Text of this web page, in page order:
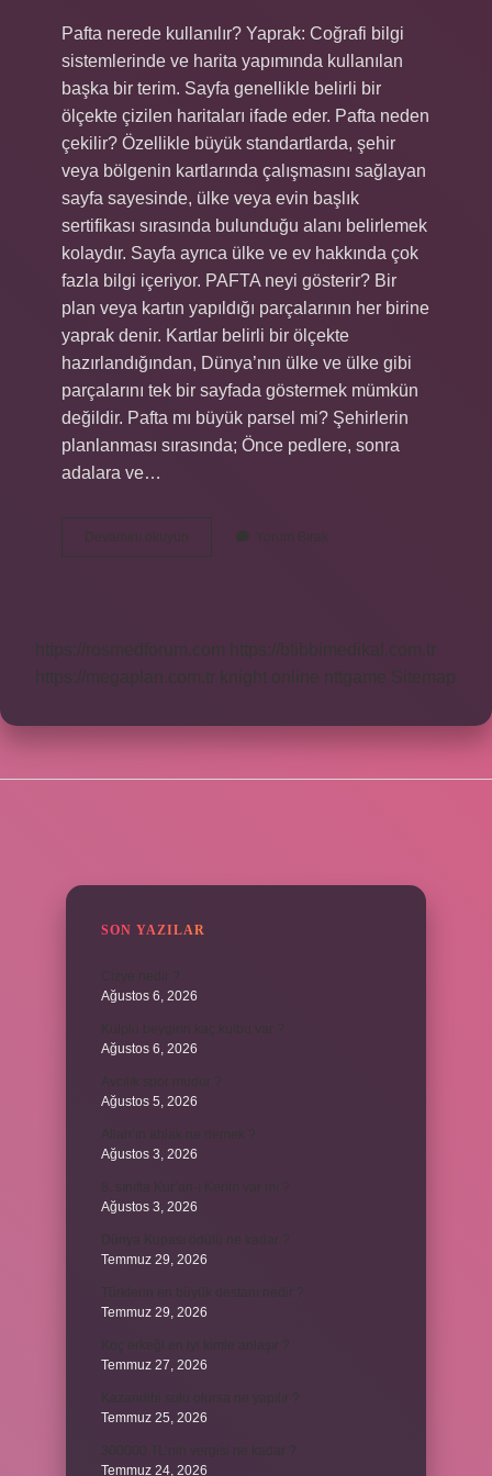
Pafta nerede kullanılır? Yaprak: Coğrafi bilgi
sistemlerinde ve harita yapımında kullanılan
başka bir terim. Sayfa genellikle belirli bir
ölçekte çizilen haritaları ifade eder. Pafta neden
çekilir? Özellikle büyük standartlarda, şehir
veya bölgenin kartlarında çalışmasını sağlayan
sayfa sayesinde, ülke veya evin başlık
sertifikası sırasında bulunduğu alanı belirlemek
kolaydır. Sayfa ayrıca ülke ve ev hakkında çok
fazla bilgi içeriyor. PAFTA neyi gösterir? Bir
plan veya kartın yapıldığı parçalarının her birine
yaprak denir. Kartlar belirli bir ölçekte
hazırlandığından, Dünya’nın ülke ve ülke gibi
parçalarını tek bir sayfada göstermek mümkün
değildir. Pafta mı büyük parsel mi? Şehirlerin
planlanması sırasında; Önce pedlere, sonra
adalara ve…
Devamını okuyun
Nerede
Yorum Bırak
https://rosmedforum.com
https://btibbimedikal.com.tr
https://megaplan.com.tr knight online nttgame Sitemap
SON YAZILAR
Ağustos 6, 2026
Ağustos 6, 2026
Ağustos 5, 2026
Ağustos 3, 2026
Ağustos 3, 2026
Temmuz 29, 2026
Temmuz 29, 2026
Temmuz 27, 2026
Temmuz 25, 2026
Temmuz 24, 2026